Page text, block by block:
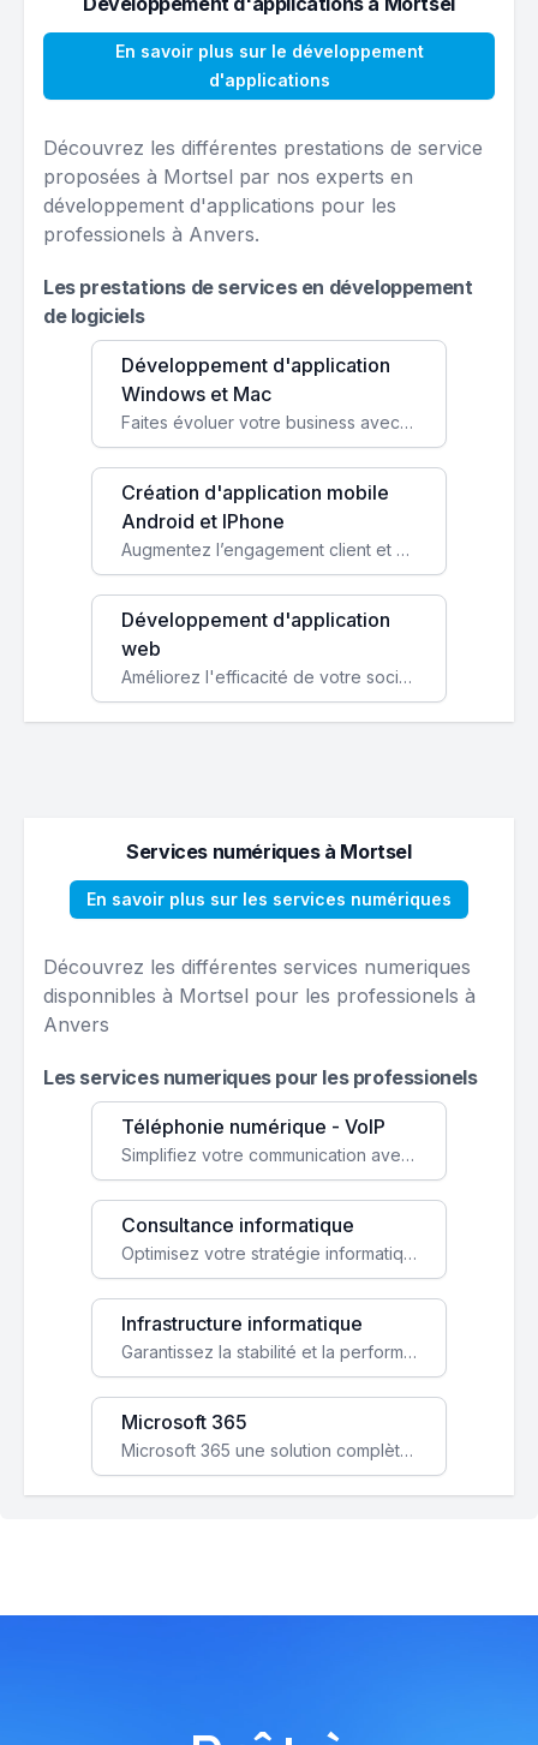
En savoir plus sur le développement
d'applications
Découvrez les différentes prestations de service
proposées à Mortsel par nos experts en
développement d'applications pour les
professionels à Anvers.
Les prestations de services en développement
de logiciels
Développement d'application
Windows et Mac
Faites évoluer votre business avec des solutions logicielles personnalisées, parfaitement adaptées à vos besoins spécifiques.
Création d'application mobile
Android et IPhone
Augmentez l’engagement client et simplifiez vos processus avec une application mobile sur mesure, disponible sur iOS et Android.
Développement d'application
web
Améliorez l'efficacité de votre société avec une application web personnalisée accessible partout et tout le temps.
Services numériques à Mortsel
En savoir plus sur les services numériques
Découvrez les différentes services numeriques
disponnibles à Mortsel pour les professionels à
Anvers
Les services numeriques pour les professionels
Téléphonie numérique - VoIP
Simplifiez votre communication avec une solution VoIP flexible, économique et adaptée à vos besoins professionnels.
Consultance informatique
Optimisez votre stratégie informatique avec l'expertise de nos consultants pour améliorer votre efficacité et sécurité.
Infrastructure informatique
Garantissez la stabilité et la performance de votre entreprise avec une infrastructure IT sécurisée et évolutive.
Microsoft 365
Microsoft 365 une solution complète qui booste votre productivité, renforce la sécurité de vos données et facilite la collaboration.